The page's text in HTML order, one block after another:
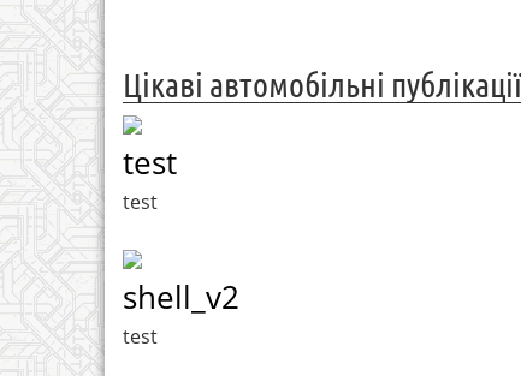
Цікаві автомобільні публікації
test
test
shell_v2
test